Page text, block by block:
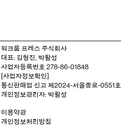
워크룸 프레스 주식회사
대표: 김형진, 박활성
사업자등록번호 278-86-01848
[사업자정보확인]
통신판매업 신고 제2024-서울종로-0551호
개인정보관리자: 박활성
이용약관
개인정보처리방침